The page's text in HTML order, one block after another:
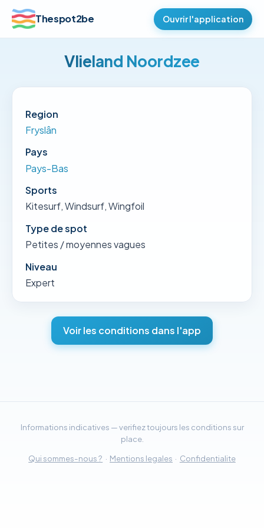
Thespot2be Ouvrir l'application
Vlieland Noordzee
Region
Fryslân
Pays
Pays-Bas
Sports
Kitesurf, Windsurf, Wingfoil
Type de spot
Petites / moyennes vagues
Niveau
Expert
Voir les conditions dans l'app
Informations indicatives — verifiez toujours les conditions sur
place.
Qui sommes-nous ? · Mentions legales · Confidentialite